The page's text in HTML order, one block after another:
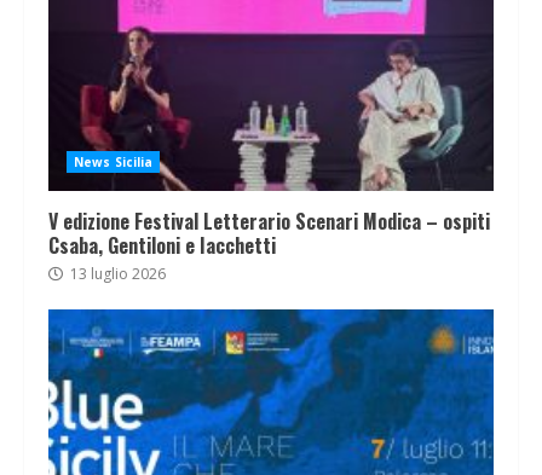
News Sicilia
V edizione Festival Letterario Scenari Modica – ospiti
Csaba, Gentiloni e Iacchetti
13 luglio 2026